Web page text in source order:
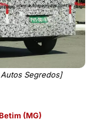
Segredos]
(MG)